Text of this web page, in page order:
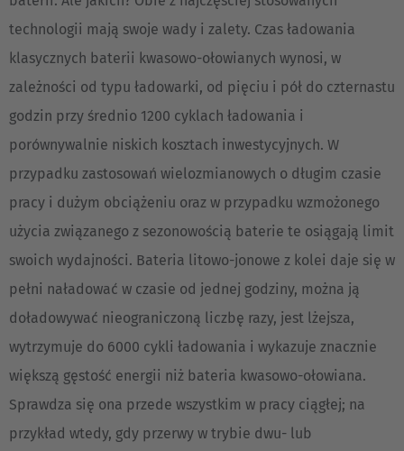
EUROPE
Belgium
Nederlands
Česká republika
Cesko
Deutschland
technologii mają swoje wady i zalety. Czas ładowania
klasycznych baterii kwasowo-ołowianych wynosi, w
zależności od typu ładowarki, od pięciu i pół do czternastu
godzin przy średnio 1200 cyklach ładowania i
porównywalnie niskich kosztach inwestycyjnych. W
przypadku zastosowań wielozmianowych o długim czasie
pracy i dużym obciążeniu oraz w przypadku wzmożonego
użycia związanego z sezonowością baterie te osiągają limit
swoich wydajności. Bateria litowo-jonowe z kolei daje się w
pełni naładować w czasie od jednej godziny, można ją
doładowywać nieograniczoną liczbę razy, jest lżejsza,
wytrzymuje do 6000 cykli ładowania i wykazuje znacznie
większą gęstość energii niż bateria kwasowo-ołowiana.
Sprawdza się ona przede wszystkim w pracy ciągłej; na
przykład wtedy, gdy przerwy w trybie dwu- lub